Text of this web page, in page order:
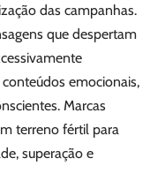
das campanhas.
que despertam
emocionais,
Marcas
terreno fértil para
superação e